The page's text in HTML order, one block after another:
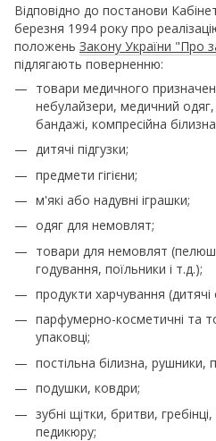
Відповідно до постанови
березня 1994 року про
положень Закону України "Про
підлягають поверненню:
товари медичного
небулайзери, медичний
бандажі, компресійна
дитячі підгузки;
предмети гігієни;
м'які або надувні іграшки;
одяг для немовлят;
товари для немовлят
годування, поїльники і т.д.);
продукти харчування
парфумерно-косметичні та
упаковці;
постільна білизна, рушники,
подушки, ковдри;
зубні щітки, бритви,
педикюру;